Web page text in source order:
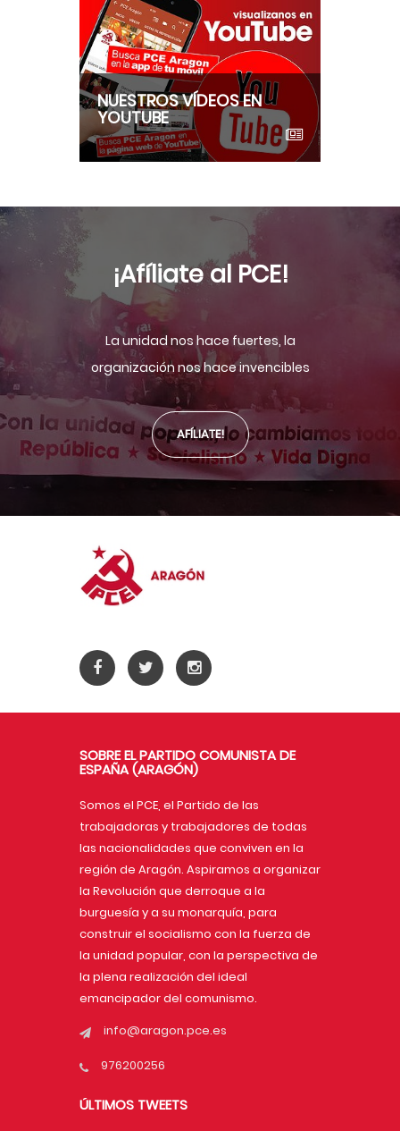
NUESTROS VÍDEOS EN
YOUTUBE
¡Afíliate al PCE!
La unidad nos hace fuertes, la
organización nos hace invencibles
AFÍLIATE!
SOBRE EL PARTIDO COMUNISTA DE
ESPAÑA (ARAGÓN)
Somos el PCE, el Partido de las
trabajadoras y trabajadores de todas
las nacionalidades que conviven en la
región de Aragón. Aspiramos a organizar
la Revolución que derroque a la
burguesía y a su monarquía, para
construir el socialismo con la fuerza de
la unidad popular, con la perspectiva de
la plena realización del ideal
emancipador del comunismo.
info@aragon.pce.es
976200256
ÚLTIMOS TWEETS